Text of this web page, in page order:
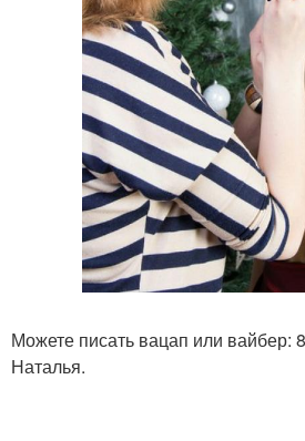
Можете писать вацап или вайбер:
Наталья.